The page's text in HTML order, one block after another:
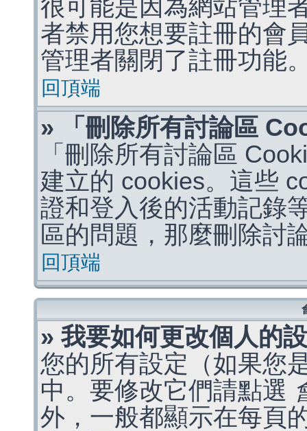
很可能是因為網站管理
者禁用您想要註冊的會
管理者關閉了註冊功能
回頂端
» 「刪除所有討論區
「刪除所有討論區
建立的 cookies。這些
證和登入後的活動記錄
區的問題，那麼刪除討
回頂端
» 我要如何更改個人的
您的所有設定（如果您
中。要修改它們請點選
外，一般都顯示在每頁